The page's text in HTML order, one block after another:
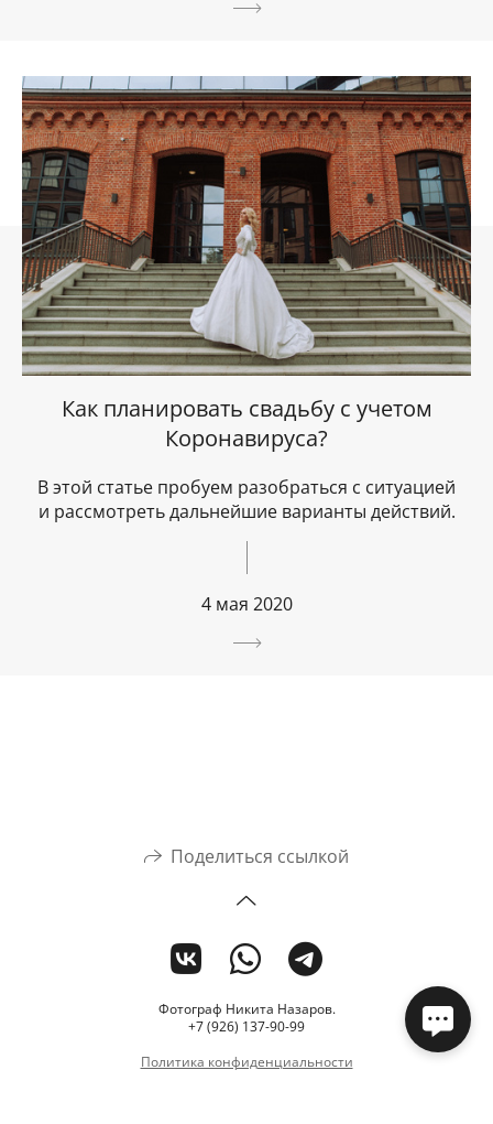
Как планировать свадьбу с учетом
Коронавируса?
В этой статье пробуем разобраться с ситуацией
и рассмотреть дальнейшие варианты действий.
4 мая 2020
Поделиться ссылкой
Фотограф Никита Назаров.
+7 (926) 137-90-99
Политика конфиденциальности